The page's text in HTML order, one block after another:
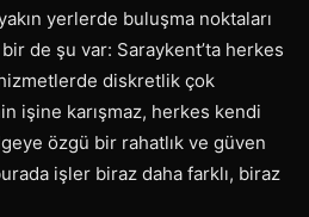
yerlerde buluşma noktaları
de şu var: Saraykent’ta herkes
diskretlik çok
işine karışmaz, herkes kendi
özgü bir rahatlık ve güven
işler biraz daha farklı, biraz